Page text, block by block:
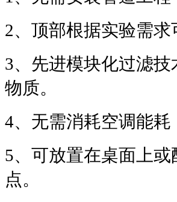
2、顶部根据实验需
3、先进模块化过滤
物质。
4、无需消耗空调能
5、可放置在桌面上
点。